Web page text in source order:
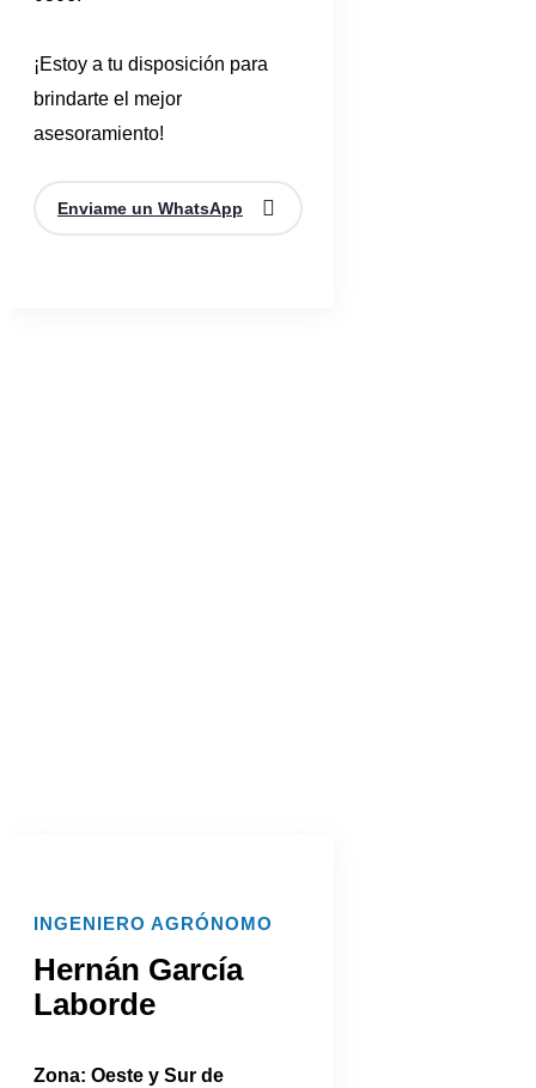
¡Estoy a tu disposición para
brindarte el mejor
asesoramiento!
Enviame un WhatsApp
INGENIERO AGRÓNOMO
Hernán García
Laborde
Zona: Oeste y Sur de